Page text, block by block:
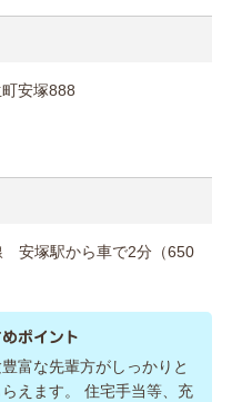
安塚888
安塚駅から車で2分（650
ポイント
富な先輩方がしっかりと
えます。 住宅手当等、充